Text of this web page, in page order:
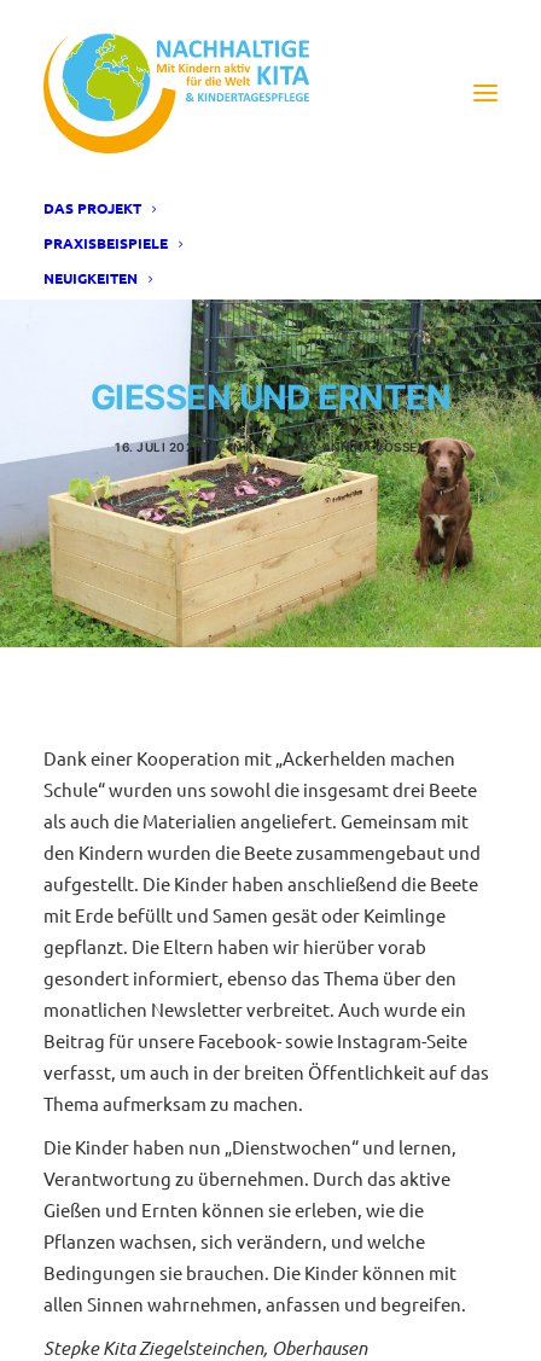
DAS PROJEKT
PRAXISBEISPIELE
NEUIGKEITEN
GIESSEN UND ERNTEN
16. JULI 2024 | INKITA | BYANNIKA VOSSEN
Dank einer Kooperation mit „Ackerhelden machen
Schule“ wurden uns sowohl die insgesamt drei Beete
als auch die Materialien angeliefert. Gemeinsam mit
den Kindern wurden die Beete zusammengebaut und
aufgestellt. Die Kinder haben anschließend die Beete
mit Erde befüllt und Samen gesät oder Keimlinge
gepflanzt. Die Eltern haben wir hierüber vorab
gesondert informiert, ebenso das Thema über den
monatlichen Newsletter verbreitet. Auch wurde ein
Beitrag für unsere Facebook- sowie Instagram-Seite
verfasst, um auch in der breiten Öffentlichkeit auf das
Thema aufmerksam zu machen.
Die Kinder haben nun „Dienstwochen“ und lernen,
Verantwortung zu übernehmen. Durch das aktive
Gießen und Ernten können sie erleben, wie die
Pflanzen wachsen, sich verändern, und welche
Bedingungen sie brauchen. Die Kinder können mit
allen Sinnen wahrnehmen, anfassen und begreifen.
Stepke Kita Ziegelsteinchen, Oberhausen